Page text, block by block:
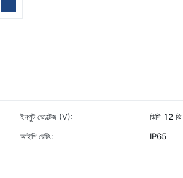
ইনপুট ভোল্টেজ (V):
ডিসি 12
আইপি রেটিং: IP65